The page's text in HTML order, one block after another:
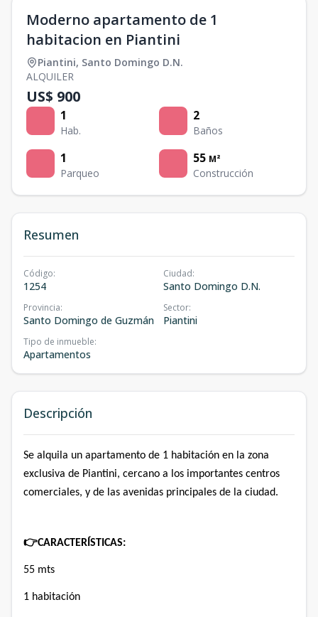
Moderno apartamento de 1
habitacion en Piantini
Piantini, Santo Domingo D.N.
ALQUILER
US$ 900
1
Hab.
2
Baños
1
Parqueo
55 M²
Construcción
Resumen
Código:
1254
Ciudad:
Santo Domingo D.N.
Provincia:
Santo Domingo de Guzmán
Sector:
Piantini
Tipo de inmueble:
Apartamentos
Descripción
Se alquila un apartamento de 1 habitación en la zona
exclusiva de Piantini, cercano a los importantes centros
comerciales, y de las avenidas principales de la ciudad.
👉CARACTERÍSTICAS:
55 mts
1 habitación